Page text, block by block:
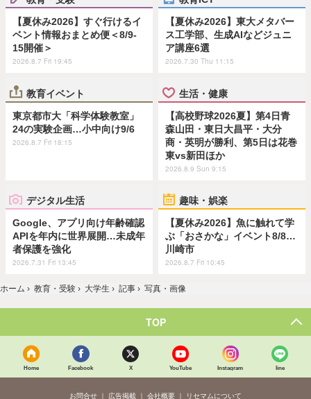
【夏休み2026】すぐ行けるイ
ベント情報おまとめ便＜8/9-
15開催＞
2026.8.7 Fri 19:45
【夏休み2026】東大メタバー
ス工学部、生成AIなどジュニ
ア講座6選
2026.7.30 Thu 11:15
教育イベント
東京都市大「科学体験教室」
24の実験企画…小中向け9/6
2026.8.7 Fri 18:15
生活・健康
【高校野球2026夏】第4日青
森山田・東日大昌平・大分
商・英明が勝利、第5日は花巻
東vs新田ほか
2026.8.9 Sun 9:15
デジタル生活
Google、アプリ向け年齢確認
APIを年内に世界展開…未成年
者保護を強化
2026.7.31 Fri 13:45
趣味・娯楽
【夏休み2026】魚に触れて学
ぶ「おさかな」イベント8/8…
川崎市
2026.8.7 Fri 10:45
ホーム › 教育・受験 › 大学生 › 記事 › 写真・画像
TOP
Home Facebook X YouTube Instagram line
お問合せ 広告掲載 会社概要 リセマムについて